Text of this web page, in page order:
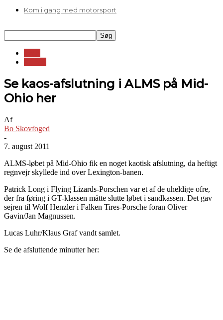
Kom i gang med motorsport
Se kaos-afslutning i ALMS på Mid-
Ohio her
Af
Bo Skovfoged
-
7. august 2011
ALMS-løbet på Mid-Ohio fik en noget kaotisk afslutning, da heftigt
regnvejr skyllede ind over Lexington-banen.
Patrick Long i Flying Lizards-Porschen var et af de uheldige ofre,
der fra føring i GT-klassen måtte slutte løbet i sandkassen. Det gav
sejren til Wolf Henzler i Falken Tires-Porsche foran Oliver
Gavin/Jan Magnussen.
Lucas Luhr/Klaus Graf vandt samlet.
Se de afsluttende minutter her: